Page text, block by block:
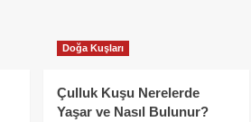
Doğa Kuşları
Çulluk Kuşu Nerelerde
Yaşar ve Nasıl Bulunur?